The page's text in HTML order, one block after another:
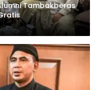
Tambakberas